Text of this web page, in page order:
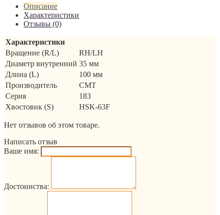
Описание
Характеристики
Отзывы (0)
Характеристики
Вращение (R/L)
RH/LH
Диаметр внутренний 35 мм
Длина (L)
100 мм
Производитель
CMT
Серия
183
Хвостовик (S)
HSK-63F
Нет отзывов об этом товаре.
Написать отзыв
Ваше имя:
Достоинства: